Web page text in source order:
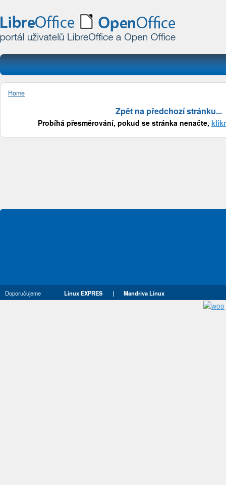
Home
Zpět na předchozí stránku...
Probíhá přesměrování, pokud se stránka nenačte,
Doporučujeme Linux EXPRES | Mandriva Linux